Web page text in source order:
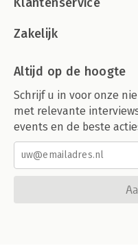
Zakelijk
Altijd op de hoogte
Schrijf u in voor onze
met relevante
events en de beste